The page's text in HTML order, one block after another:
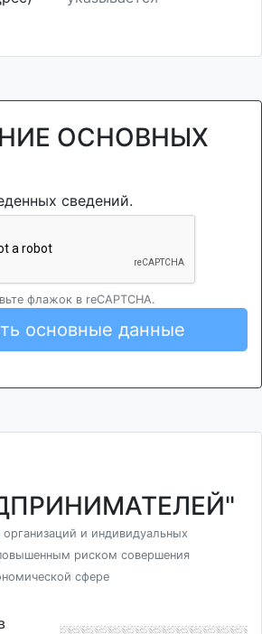
ОСНОВНЫХ
сведений.
флажок в reCAPTCHA.
основные данные
и индивидуальных
риском совершения
сфере